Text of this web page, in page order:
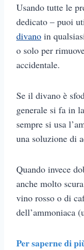
Usando tutte le
dedicato – puoi
divano in
o solo per
accidentale.
Se il divano è
generale si fa in
sempre si usa
una soluzione di
Quando invece
anche molto
vino rosso o di
dell’ammoniaca
Per saperne di